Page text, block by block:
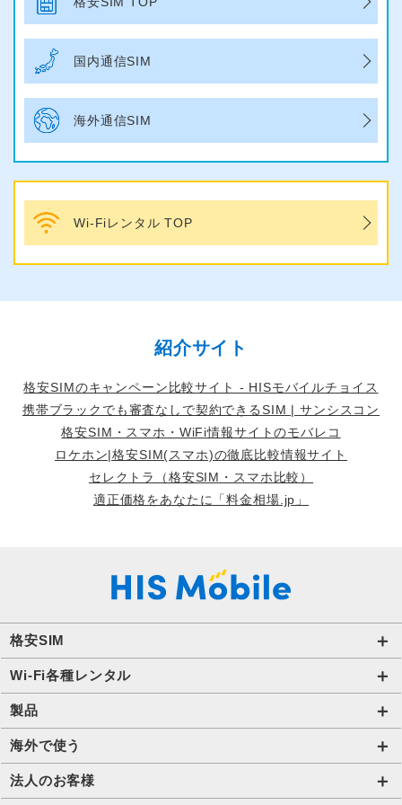
国内通信SIM
海外通信SIM
Wi-Fiレンタル TOP
紹介サイト
格安SIMのキャンペーン比較サイト - HISモバイルチョイス
携帯ブラックでも審査なしで契約できるSIM | サンシスコン
格安SIM・スマホ・WiFi情報サイトのモバレコ
ロケホン|格安SIM(スマホ)の徹底比較情報サイト
セレクトラ（格安SIM・スマホ比較）
適正価格をあなたに「料金相場.jp」
格安SIM
国内通信SIM一覧
自由自在2.0プラン
ビタッ！プラン
データ定額2.0プラン
販売終了したプラン
Wi-Fi各種レンタル
法人のお客様トップページ
海外短期レンタル HIS Wi-Fi
国内外長期レンタル HIS Wi-Fi PLUS+
製品
オンラインショップ
HIS Mobileケア
海外で使う
海外短期レンタル HIS Wi-Fi
法人のお客様